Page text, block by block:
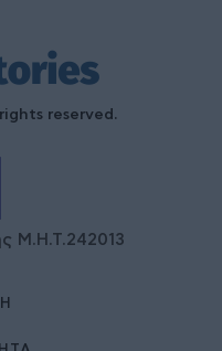
reserved.
Μ.Η.Τ.242013